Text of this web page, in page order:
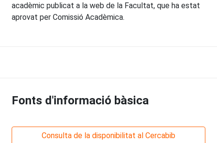
acadèmic publicat a la web de la Facultat, que ha estat
aprovat per Comissió Acadèmica.
Fonts d'informació bàsica
Consulta de la disponibilitat al Cercabib